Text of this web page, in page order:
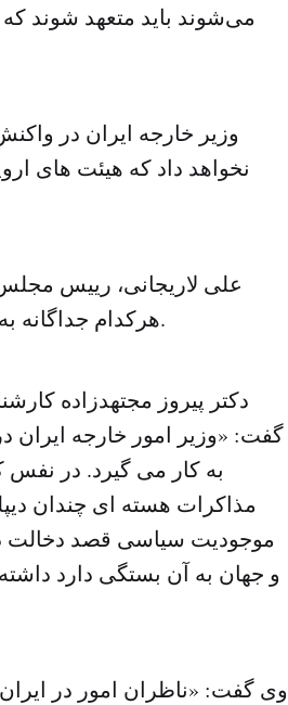
می‌شوند باید متعهد شوند که
وزیر خارجه ایران در
نخواهد داد که هیئت های
علی لاریجانی، رییس مجلس
هرکدام جداگانه به این قطعنامه واکنش نشان داده و آن را محکوم کرده‌اند.
دکتر پیروز مجتهدزاده
گفت: «وزیر امور خارجه ایران
به کار می گیرد. در نفس
مذاکرات هسته ای چندان
موجودیت سیاسی قصد
و جهان به آن بستگی دارد
وی گفت: «ناظران امور در